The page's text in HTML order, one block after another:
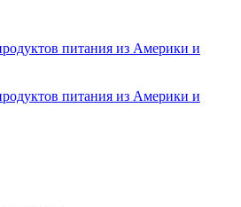
питания из Америки и
питания из Америки и